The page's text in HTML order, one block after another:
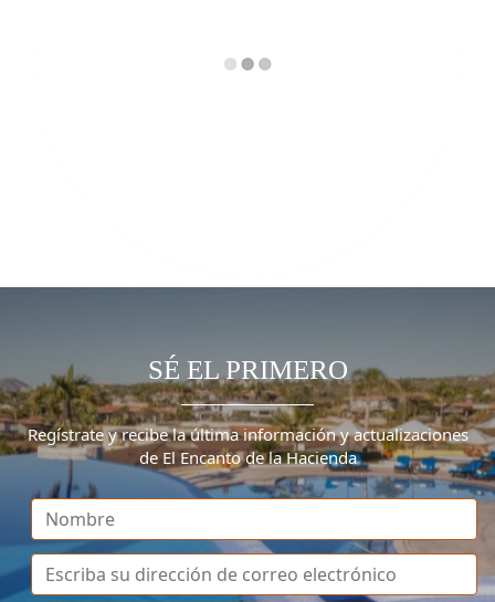
SÉ EL PRIMERO
Regístrate y recibe la última información y actualizaciones
de El Encanto de la Hacienda